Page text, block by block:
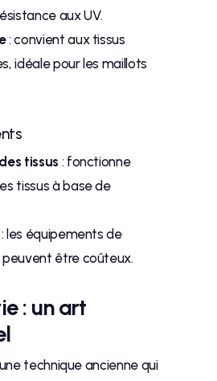
aux UV.
: convient aux tissus
idéale pour les maillots
tissus : fonctionne
tissus à base de
: les équipements de
être coûteux.
: un art
technique ancienne qui